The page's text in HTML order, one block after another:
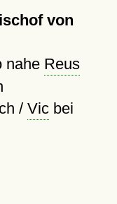
von
nahe Reus
/ Vicbei